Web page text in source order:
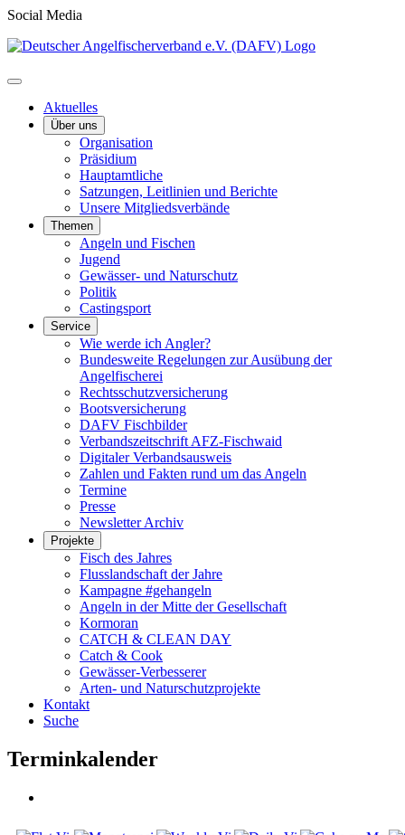
Social Media
Aktuelles
Über uns
Organisation
Präsidium
Hauptamtliche
Satzungen, Leitlinien und Berichte
Unsere Mitgliedsverbände
Themen
Angeln und Fischen
Jugend
Gewässer- und Naturschutz
Politik
Castingsport
Service
Wie werde ich Angler?
Bundesweite Regelungen zur Ausübung der
Angelfischerei
Rechtsschutzversicherung
Bootsversicherung
DAFV Fischbilder
Verbandszeitschrift AFZ-Fischwaid
Digitaler Verbandsausweis
Zahlen und Fakten rund um das Angeln
Termine
Presse
Newsletter Archiv
Projekte
Fisch des Jahres
Flusslandschaft der Jahre
Kampagne #gehangeln
Angeln in der Mitte der Gesellschaft
Kormoran
CATCH & CLEAN DAY
Catch & Cook
Gewässer-Verbesserer
Arten- und Naturschutzprojekte
Kontakt
Suche
Terminkalender